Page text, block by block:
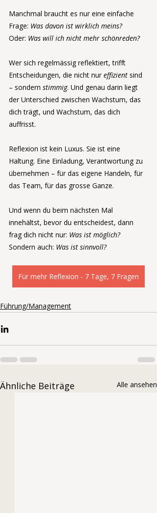
Manchmal braucht es nur eine einfache
Frage: Was davon ist wirklich meins?
Oder: Was will ich nicht mehr schönreden?
Wer sich regelmässig reflektiert, trifft
Entscheidungen, die nicht nur effizient sind
– sondern stimmig. Und genau darin liegt
der Unterschied zwischen Wachstum, das
dich trägt, und Wachstum, das dich
auffrisst.
Reflexion ist kein Luxus. Sie ist eine
Haltung. Eine Einladung, Verantwortung zu
übernehmen – für das eigene Handeln, für
das Team, für das grosse Ganze.
Und wenn du beim nächsten Mal
innehältst, bevor du entscheidest, dann
frag dich nicht nur: Was ist möglich?
Sondern auch: Was ist sinnvoll?
Für mehr Reflexion - 7 Tage, 7 Fragen
Führung/Management
Ähnliche Beiträge Alle ansehen